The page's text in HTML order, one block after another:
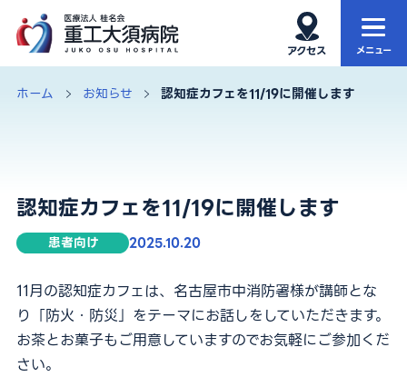
ホーム
当院について
診療科・部門
入院・お見舞い
健康診断
アクセス・院内MAP
お知らせ
ホーム お知らせ 認知症カフェを11/19に開催します
認知症カフェを11/19に開催します
患者向け 2025.10.20
11月の認知症カフェは、名古屋市中消防署様が講師とな
り「防火・防災」をテーマにお話しをしていただきます。
お茶とお菓子もご用意していますのでお気軽にご参加くだ
さい。